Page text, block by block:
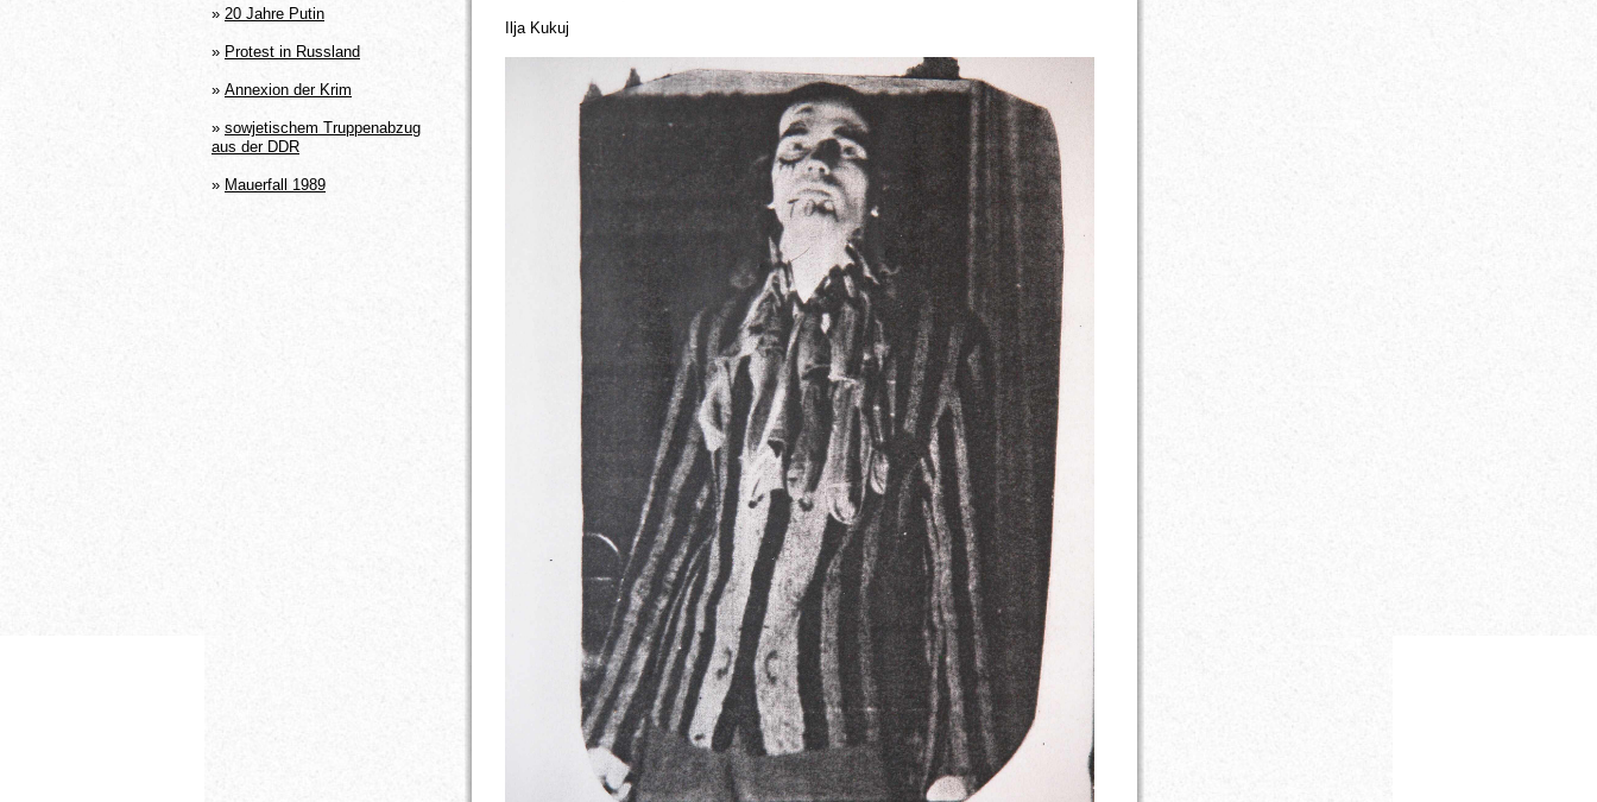
Ilja Kukuj
» 20 Jahre Putin
» Protest in Russland
» Annexion der Krim
» sowjetischem Truppenabzug
aus der DDR
» Mauerfall 1989